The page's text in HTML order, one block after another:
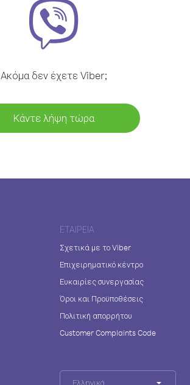
Ακόμα δεν έχετε Viber;
Κάντε λήψη τώρα
ΕΤΑΙΡΕΊΑ
Σχετικά με το Viber
Επιχειρηματικό κέντρο
Ευκαιρίες συνεργασίας
Όροι και Προϋποθέσεις
Πολιτική απορρήτου
Customer Complaints Code
Ελληνικά